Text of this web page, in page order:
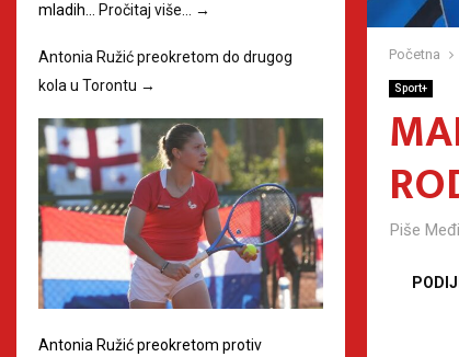
Početna
Sport+
Piše
mladih… Pročitaj više… →
Antonia Ružić preokretom do drugog
kola u Torontu →
Antonia Ružić preokretom protiv